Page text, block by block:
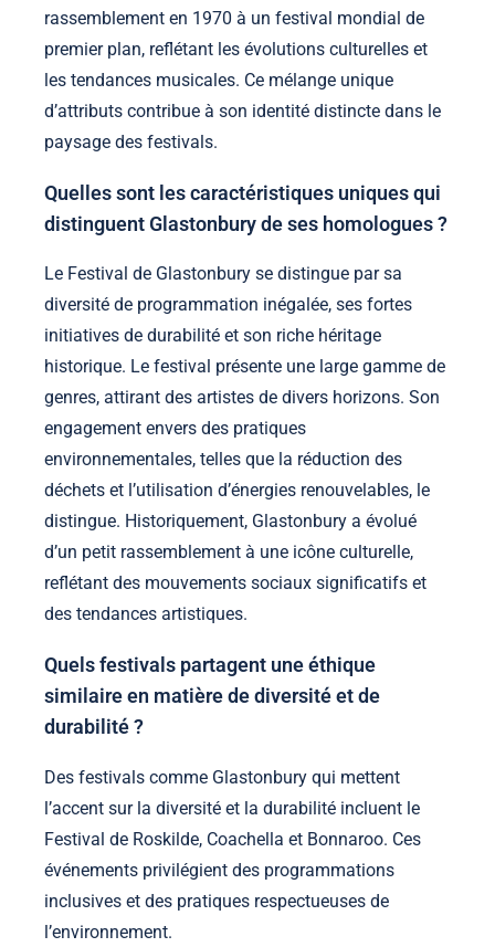
rassemblement en 1970 à un festival mondial de
premier plan, reflétant les évolutions culturelles et
les tendances musicales. Ce mélange unique
d’attributs contribue à son identité distincte dans le
paysage des festivals.
Quelles sont les caractéristiques uniques qui
distinguent Glastonbury de ses homologues ?
Le Festival de Glastonbury se distingue par sa
diversité de programmation inégalée, ses fortes
initiatives de durabilité et son riche héritage
historique. Le festival présente une large gamme de
genres, attirant des artistes de divers horizons. Son
engagement envers des pratiques
environnementales, telles que la réduction des
déchets et l’utilisation d’énergies renouvelables, le
distingue. Historiquement, Glastonbury a évolué
d’un petit rassemblement à une icône culturelle,
reflétant des mouvements sociaux significatifs et
des tendances artistiques.
Quels festivals partagent une éthique
similaire en matière de diversité et de
durabilité ?
Des festivals comme Glastonbury qui mettent
l’accent sur la diversité et la durabilité incluent le
Festival de Roskilde, Coachella et Bonnaroo. Ces
événements privilégient des programmations
inclusives et des pratiques respectueuses de
l’environnement.